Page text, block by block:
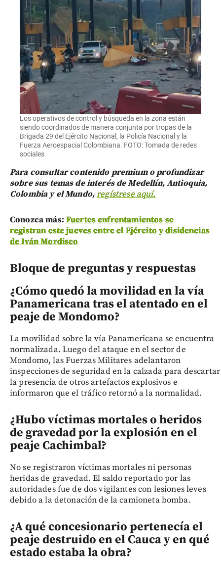
Los operativos de control y búsqueda en la zona están
siendo coordinados de manera conjunta por tropas de la
Brigada 29 del Ejército Nacional, la Policía Nacional y la
Fuerza Aeroespacial Colombiana. FOTO: Tomada de redes
sociales
Para consultar contenido premium o profundizar
sobre sus temas de interés de Medellín, Antioquia,
Colombia y el Mundo,regístrese aquí.
Conozca más: Fuertes enfrentamientos se
registran este jueves entre el Ejército y disidencias
de Iván Mordisco
Bloque de preguntas y respuestas
¿Cómo quedó la movilidad en la vía
Panamericana tras el atentado en el
peaje de Mondomo?
La movilidad sobre la vía Panamericana se encuentra
normalizada. Luego del ataque en el sector de
Mondomo, las Fuerzas Militares adelantaron
inspecciones de seguridad en la calzada para descartar
la presencia de otros artefactos explosivos e
informaron que el tráfico retornó a la normalidad.
¿Hubo víctimas mortales o heridos
de gravedad por la explosión en el
peaje Cachimbal?
No se registraron víctimas mortales ni personas
heridas de gravedad. El saldo reportado por las
autoridades fue de dos vigilantes con lesiones leves
debido a la detonación de la camioneta bomba.
¿A qué concesionario pertenecía el
peaje destruido en el Cauca y en qué
estado estaba la obra?